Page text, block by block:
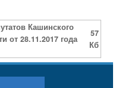
Кашинского
от 28.11.2017 года
57
Кб